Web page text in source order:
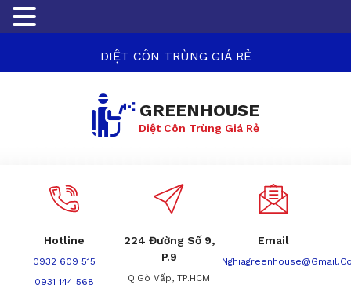
DIỆT CÔN TRÙNG GIÁ RẺ
GREENHOUSE
Diệt Côn Trùng Giá Rẻ
Hotline
0932 609 515
0931 144 568
224 Đường Số 9,
P.9
Q.Gò Vấp, TP.HCM
Email